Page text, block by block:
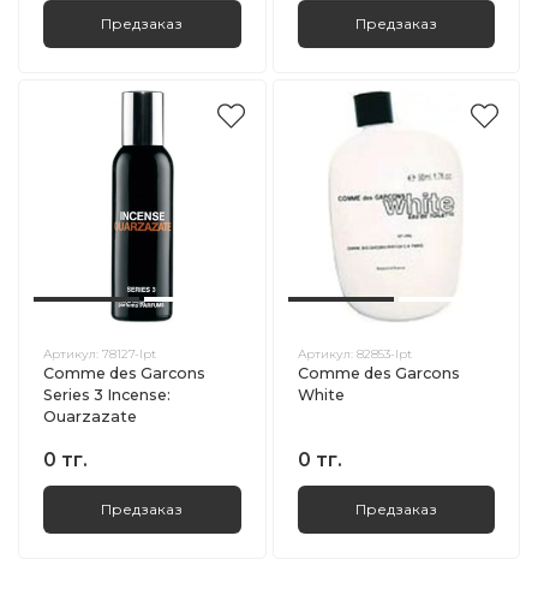
Предзаказ Предзаказ
Артикул: 78127-lpt
Comme des Garcons
Series 3 Incense:
Ouarzazate
0 тг.
Предзаказ
Артикул: 82853-lpt
Comme des Garcons
White
0 тг.
Предзаказ